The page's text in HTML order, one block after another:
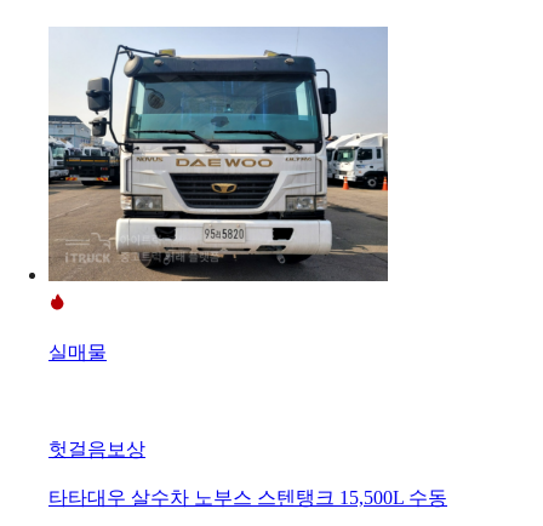
실매물
헛걸음보상
타타대우 살수차 노부스 스텐탱크 15,500L 수동